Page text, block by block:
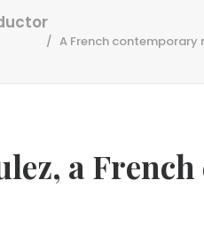
A French contemporary
a